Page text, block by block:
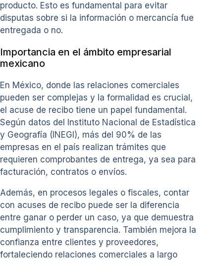
producto. Esto es fundamental para evitar
disputas sobre si la información o mercancía fue
entregada o no.
Importancia en el ámbito empresarial
mexicano
En México, donde las relaciones comerciales
pueden ser complejas y la formalidad es crucial,
el acuse de recibo tiene un papel fundamental.
Según datos del Instituto Nacional de Estadística
y Geografía (INEGI), más del 90% de las
empresas en el país realizan trámites que
requieren comprobantes de entrega, ya sea para
facturación, contratos o envíos.
Además, en procesos legales o fiscales, contar
con acuses de recibo puede ser la diferencia
entre ganar o perder un caso, ya que demuestra
cumplimiento y transparencia. También mejora la
confianza entre clientes y proveedores,
fortaleciendo relaciones comerciales a largo